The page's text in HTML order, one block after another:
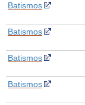
Batismos
Batismos
Batismos
Batismos